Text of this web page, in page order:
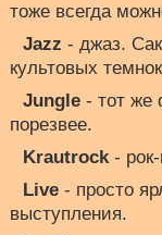
тоже всегда
Jazz - джаз.
культовых
Jungle - тот же
порезвее.
Krautrock- рок-
Live - просто
выступления.